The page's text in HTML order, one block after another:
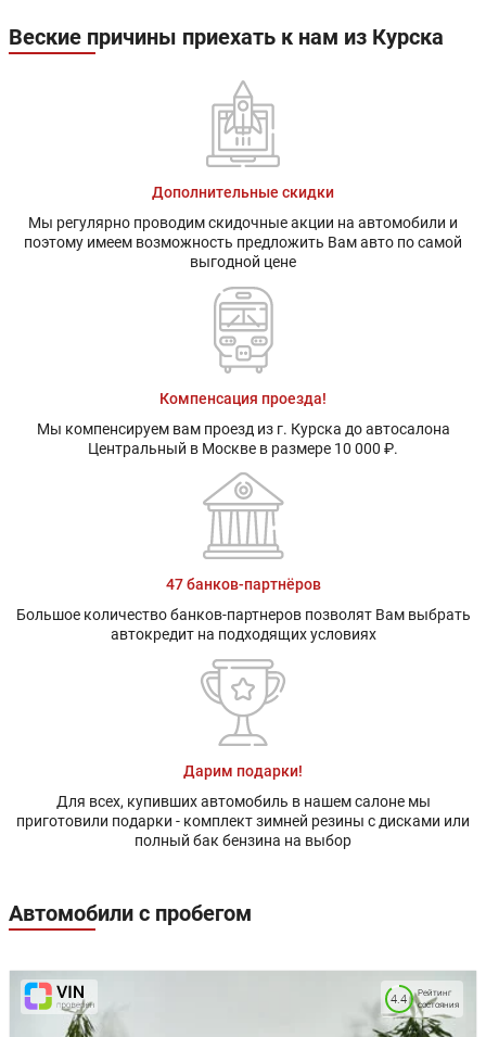
Веские причины приехать к нам из Курска
Дополнительные скидки
Мы регулярно проводим скидочные акции на автомобили и
поэтому имеем возможность предложить Вам авто по самой
выгодной цене
Компенсация проезда!
Мы компенсируем вам проезд из г. Курска до автосалона
Центральный в Москве в размере 10 000 ₽.
47 банков-партнёров
Большое количество банков-партнеров позволят Вам выбрать
автокредит на подходящих условиях
Дарим подарки!
Для всех, купивших автомобиль в нашем салоне мы
приготовили подарки - комплект зимней резины с дисками или
полный бак бензина на выбор
Автомобили с пробегом
Рейтинг
состояния
4.4